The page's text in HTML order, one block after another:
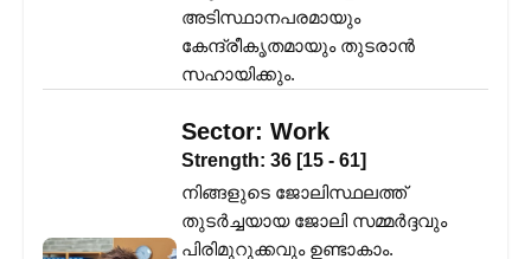
അടിസ്ഥാനപരമായും
കേന്ദ്രീകൃതമായും തുടരാൻ
സഹായിക്കും.
Sector: Work
Strength: 36 [15 - 61]
നിങ്ങളുടെ ജോലിസ്ഥലത്ത്
തുടർച്ചയായ ജോലി സമ്മർദ്ദവും
പിരിമുറുക്കവും ഉണ്ടാകാം.